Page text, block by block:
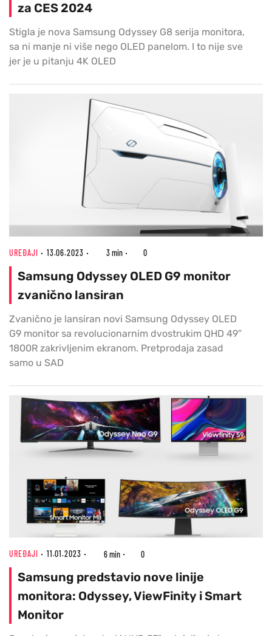
za CES 2024
Stigla je nova Samsung Odyssey G8 serija monitora,
sa ni manje ni više nego OLED panelom. I to nije sve
jer je u pitanju 4K OLED
UREĐAJI 13.06.2023 3 min 0
Samsung Odyssey OLED G9 monitor
zvanično lansiran
Zvanično je lansiran novi Samsung Odyssey OLED
G9 monitor sa revolucionarnim dvostrukim QHD 49”
1800R zakrivljenim ekranom. Pretprodaja zasad
samo u SAD
UREĐAJI 11.01.2023 6 min 0
Samsung predstavio nove linije
monitora: Odyssey, ViewFinity i Smart
Monitor